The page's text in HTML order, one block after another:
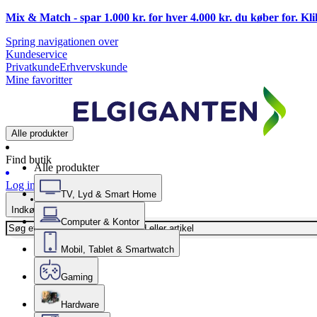
Mix & Match - spar 1.000 kr. for hver 4.000 kr. du køber for.
Spring navigationen over
Kundeservice
PrivatkundeErhvervskunde
Mine favoritter
Alle produkter
Find butik
Log ind
Indkøbskurv
Alle produkter
TV, Lyd & Smart Home
Computer & Kontor
Mobil, Tablet & Smartwatch
Gaming
Hardware